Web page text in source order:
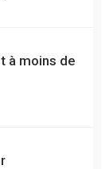
à moins de